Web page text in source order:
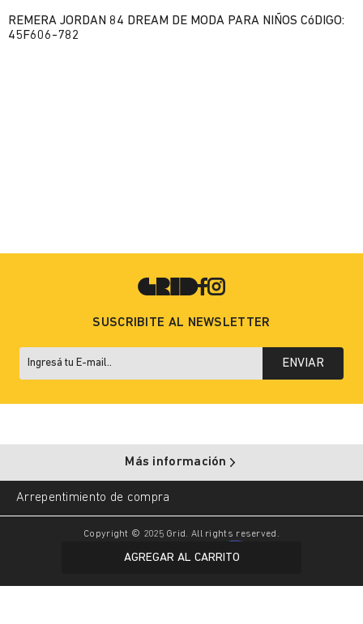
AGREGAR AL CARRITO
REMERA JORDAN 84 DREAM DE MODA PARA NIÑOS CóDIGO:
45F606-782
SUSCRIBITE AL NEWSLETTER
ENVIAR
Más información
Arrepentimiento de compra
Copyright © 2025 Grid. All rights reserved.